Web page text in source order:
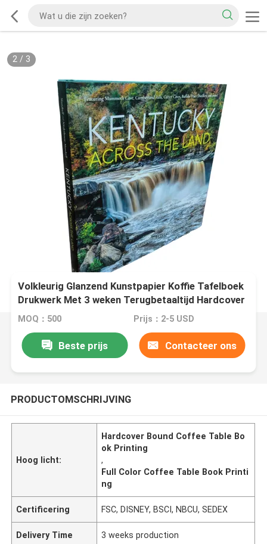
2/ 3
Volkleurig Glanzend Kunstpapier Koffie Tafelboek
Drukwerk Met 3 weken Terugbetaaltijd Hardcover
Bound Book Drukwerk
MOQ：500 Prijs：2-5 USD
Beste prijs Contacteer ons
PRODUCTOMSCHRIJVING
Hoog licht:
Hardcover Bound Coffee Table Bo
ok Printing
,
Full Color Coffee Table Book Printi
ng
Certificering FSC, DISNEY, BSCI, NBCU, SEDEX
Delivery Time 3 weeks production